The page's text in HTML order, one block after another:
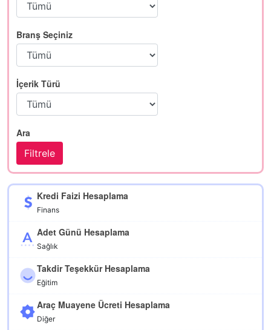
Branş Seçiniz
İçerik Türü
Ara
Kredi Faizi Hesaplama
Finans
Adet Günü Hesaplama
Sağlık
Takdir Teşekkür Hesaplama
Eğitim
Araç Muayene Ücreti Hesaplama
Diğer